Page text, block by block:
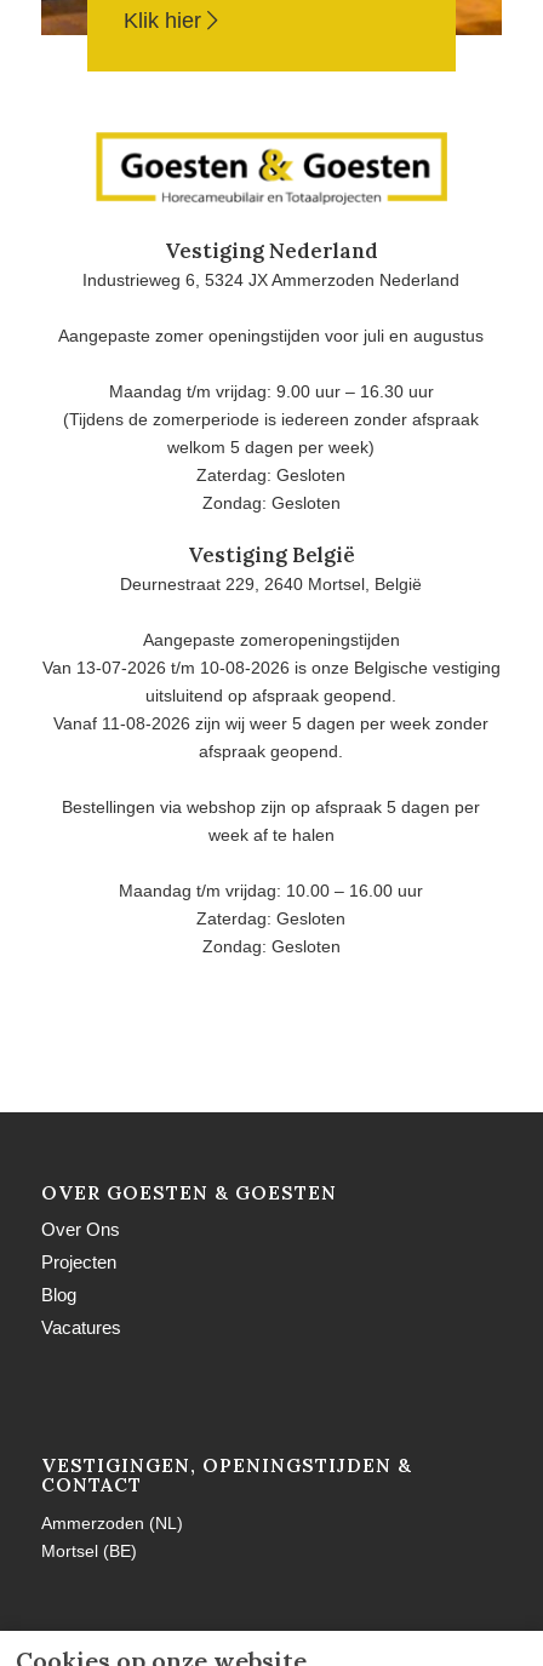
Klik hier
Vestiging Nederland
Industrieweg 6, 5324 JX Ammerzoden Nederland
Aangepaste zomer openingstijden voor juli en augustus
Maandag t/m vrijdag: 9.00 uur – 16.30 uur
(Tijdens de zomerperiode is iedereen zonder afspraak
welkom 5 dagen per week)
Zaterdag: Gesloten
Zondag: Gesloten
Vestiging België
Deurnestraat 229, 2640 Mortsel, België
Aangepaste zomeropeningstijden
Van 13-07-2026 t/m 10-08-2026 is onze Belgische vestiging
uitsluitend op afspraak geopend.
Vanaf 11-08-2026 zijn wij weer 5 dagen per week zonder
afspraak geopend.
Bestellingen via webshop zijn op afspraak 5 dagen per
week af te halen
Maandag t/m vrijdag: 10.00 – 16.00 uur
Zaterdag: Gesloten
Zondag: Gesloten
OVER GOESTEN & GOESTEN
Over Ons
Projecten
Blog
Vacatures
VESTIGINGEN, OPENINGSTIJDEN &
CONTACT
Ammerzoden (NL)
Mortsel (BE)